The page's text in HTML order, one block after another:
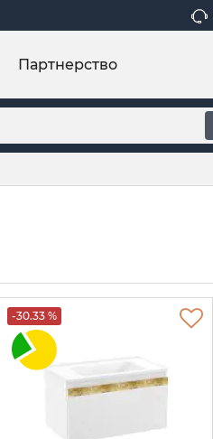
Партнерство
-30.33 %